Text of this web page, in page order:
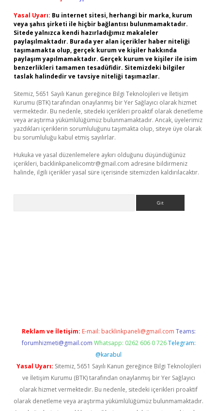
Yasal Uyarı: Bu internet sitesi, herhangi bir marka, kurum
veya şahıs şirketi ile hiçbir bağlantısı bulunmamaktadır.
Sitede yalnızca kendi hazırladığımız makaleler
paylaşılmaktadır. Burada yer alan içerikler haber niteliği
taşımamakta olup, gerçek kurum ve kişiler hakkında
paylaşım yapılmamaktadır. Gerçek kurum ve kişiler ile isim
benzerlikleri tamamen tesadüfidir. Sitemizdeki bilgiler
taslak halindedir ve tavsiye niteliği taşımazlar.
Sitemiz, 5651 Sayılı Kanun gereğince Bilgi Teknolojileri ve İletişim
Kurumu (BTK) tarafından onaylanmış bir Yer Sağlayıcı olarak hizmet
vermektedir. Bu nedenle, sitedeki içerikleri proaktif olarak denetleme
veya araştırma yükümlülüğümüz bulunmamaktadır. Ancak, üyelerimiz
yazdıkları içeriklerin sorumluluğunu taşımakta olup, siteye üye olarak
bu sorumluluğu kabul etmiş sayılırlar.
Hukuka ve yasal düzenlemelere aykırı olduğunu düşündüğünüz
içerikleri, backlinkpanelicomtr@gmail.com adresine bildirmeniz
halinde, ilgili içerikler yasal süre içerisinde sitemizden kaldırılacaktır.
Reklam ve İletişim: E-mail: backlinkpaneli@gmail.com Teams:
forumhizmeti@gmail.com Whatsapp: 0262 606 0 726 Telegram:
@karabul
Yasal Uyarı: Sitemiz, 5651 Sayılı Kanun gereğince Bilgi Teknolojileri
ve İletişim Kurumu (BTK) tarafından onaylanmış bir Yer Sağlayıcı
olarak hizmet vermektedir. Bu nedenle, sitedeki içerikleri proaktif
olarak denetleme veya araştırma yükümlülüğümüz bulunmamaktadır.